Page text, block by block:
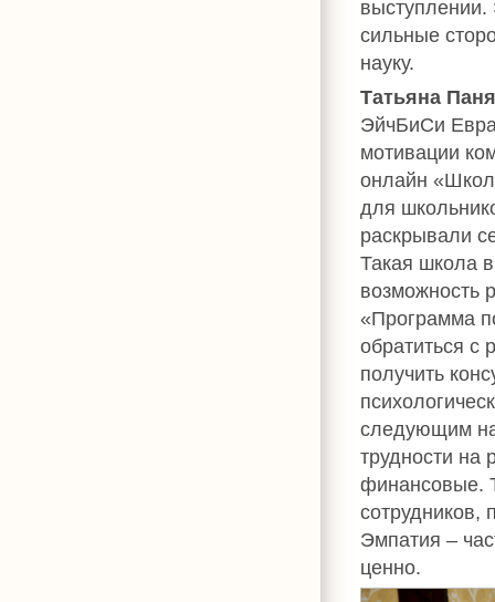
выступлении.
сильные
науку.
Татьяна
ЭйчБиСи
мотивации
онлайн
для
раскрывали
Такая школа
возможность
«Программа
обратиться с
получить
следующим
трудности на
финансовые.
сотрудников,
Эмпатия –
ценно.